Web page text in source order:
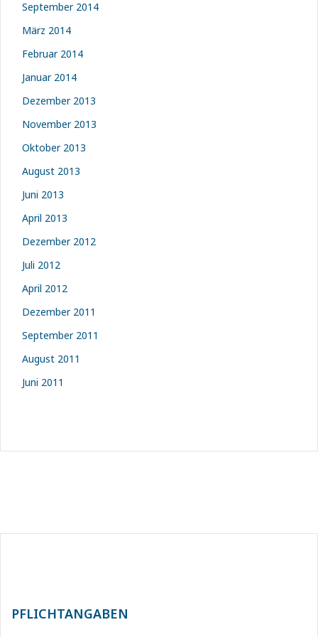
September 2014
März 2014
Februar 2014
Januar 2014
Dezember 2013
November 2013
Oktober 2013
August 2013
Juni 2013
April 2013
Dezember 2012
Juli 2012
April 2012
Dezember 2011
September 2011
August 2011
Juni 2011
PFLICHTANGABEN